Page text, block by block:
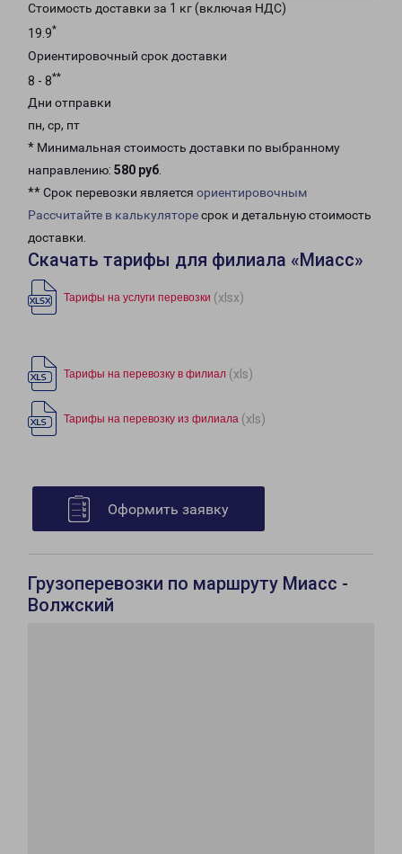
Стоимость доставки за 1 кг (включая НДС)
19.9*
Ориентировочный срок доставки
8 - 8**
Дни отправки
пн, ср, пт
* Минимальная стоимость доставки по выбранному
направлению: 580 руб.
** Срок перевозки является ориентировочным
Рассчитайте в калькуляторесрок и детальную стоимость
доставки.
Скачать тарифы для филиала «Миасс»
Тарифы на услуги перевозки (xlsx)
Тарифы на перевозку в филиал (xls)
Тарифы на перевозку из филиала (xls)
Оформить заявку
Грузоперевозки по маршруту Миасс -
Волжский